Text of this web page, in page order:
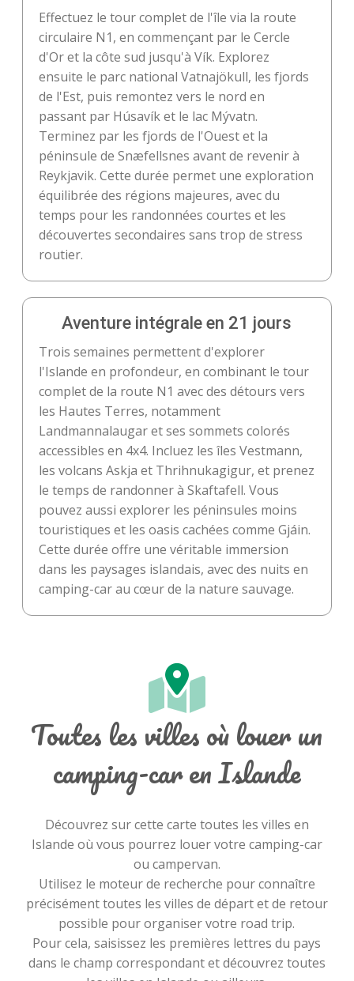
Effectuez le tour complet de l'île via la route
circulaire N1, en commençant par le Cercle
d'Or et la côte sud jusqu'à Vík. Explorez
ensuite le parc national Vatnajökull, les fjords
de l'Est, puis remontez vers le nord en
passant par Húsavík et le lac Mývatn.
Terminez par les fjords de l'Ouest et la
péninsule de Snæfellsnes avant de revenir à
Reykjavik. Cette durée permet une exploration
équilibrée des régions majeures, avec du
temps pour les randonnées courtes et les
découvertes secondaires sans trop de stress
routier.
Aventure intégrale en 21 jours
Trois semaines permettent d'explorer
l'Islande en profondeur, en combinant le tour
complet de la route N1 avec des détours vers
les Hautes Terres, notamment
Landmannalaugar et ses sommets colorés
accessibles en 4x4. Incluez les îles Vestmann,
les volcans Askja et Thrihnukagigur, et prenez
le temps de randonner à Skaftafell. Vous
pouvez aussi explorer les péninsules moins
touristiques et les oasis cachées comme Gjáin.
Cette durée offre une véritable immersion
dans les paysages islandais, avec des nuits en
camping-car au cœur de la nature sauvage.
Toutes les villes où louer un
camping-car en Islande
Découvrez sur cette carte toutes les villes en
Islande où vous pourrez louer votre camping-car
ou campervan.
Utilisez le moteur de recherche pour connaître
précisément toutes les villes de départ et de retour
possible pour organiser votre road trip.
Pour cela, saisissez les premières lettres du pays
dans le champ correspondant et découvrez toutes